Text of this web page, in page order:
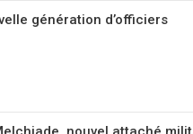
génération d’officiers